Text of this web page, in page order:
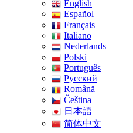
English
Español
Français
Italiano
Nederlands
Polski
Português
Pусский
Română
Čeština
日本語
简体中文